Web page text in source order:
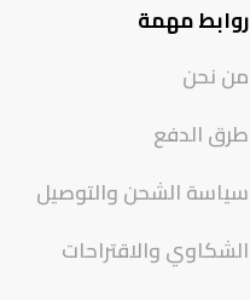
روابط مهمة
من نحن
طرق الدفع
سياسة الشحن والتوصيل
الشكاوي والاقتراحات